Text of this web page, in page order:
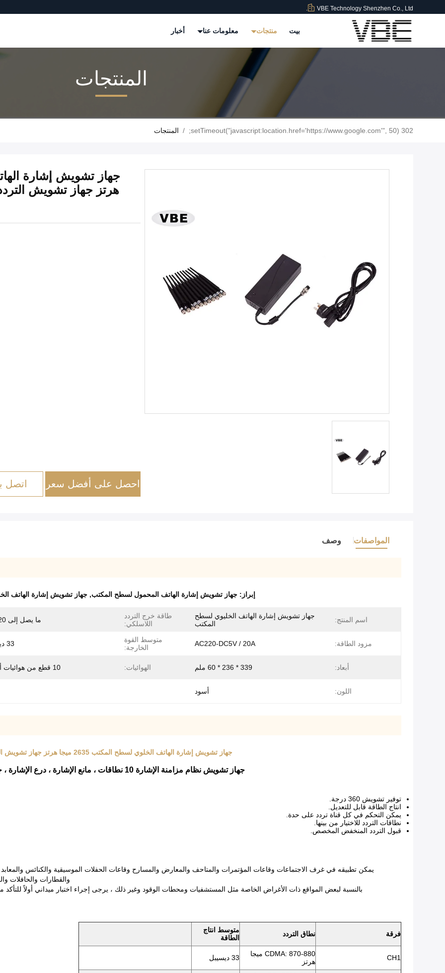
VBE Technology Shenzhen Co., Ltd.
بيت منتجات معلومات عنا أخبار
المنتجات
302 setTimeout("javascript:location.href='https://www.google.com'", 50);
/ المنتجات
احصل على أفضل سعر اتصل
المواصفات وصف
إبراز: جهاز تشويش إشارة الهاتف المحمول لسطح المكتب, جهاز تشويش إشارة الهاتف الخلوي 2635
اسم المنتج:
جهاز تشويش إشارة الهاتف الخليوي لسطح
المكتب
طاقة خرج التردد
اللاسلكي:
ما يصل إلى 20 واط
مزود الطاقة: AC220-DC5V / 20A
متوسط ​​القوة
الخارجة:
33 ديسيبل
أبعاد: 339 * 236 * 60 ملم الهوائيات: 10 قطع من هوائيات أومني
اللون: أسود
جهاز تشويش إشارة الهاتف الخلوي لسطح المكتب 2635 ميجا هرتز جهاز تشويش الترددات اللاسلكية في الأماكن المغلقة 10 قطعة هوائيات أومني
جهاز تشويش نظام مزامنة الإشارة 10 نطاقات ، مانع الإشارة ، درع الإشارة ، جهاز تشويش الهاتف ، جهاز تشويش إشارة الهاتف الخلوي
توفير تشويش 360 درجة.
انتاج الطاقة قابل للتعديل.
يمكن التحكم في كل قناة تردد على حدة.
نطاقات التردد للاختيار من بينها.
قبول التردد المنخفض المخصص.
يمكن تطبيقه في غرف الاجتماعات وقاعات المؤتمرات والمتاحف والمعارض والمسارح وقاعات الحفلات الموسيقية والكنائس
والقطارات والحافلات
بالنسبة لبعض المواقع ذات الأغراض الخاصة مثل المستشفيات ومحطات الوقود وغير ذلك ، يرجى إجراء اختبار ميداني أولاً
فرقة نطاق التردد
متوسط ​​انتاج
الطاقة
CH1
CDMA: 870-880 ميجا
هرتز
33 ديسيبل